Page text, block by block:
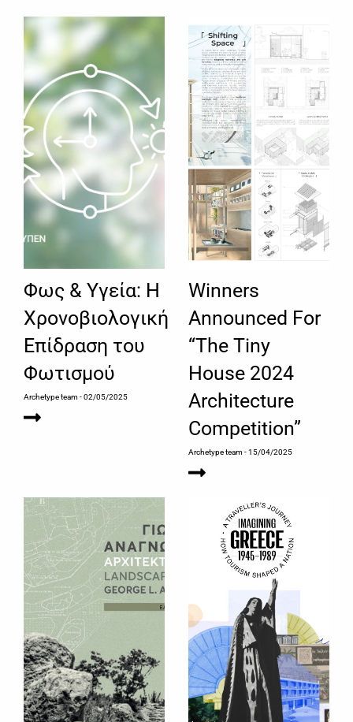
Φως & Υγεία: Η
Χρονοβιολογική
Επίδραση του
Φωτισμού
Archetype team- 02/05/2025
Winners
Announced For
“The Tiny
House 2024
Architecture
Competition”
Archetype team- 15/04/2025